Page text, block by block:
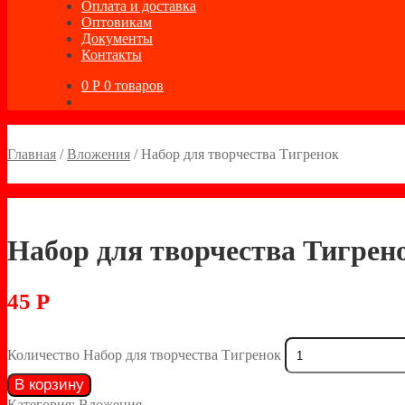
Оплата и доставка
Оптовикам
Документы
Контакты
0 Р 0 товаров
Главная /Вложения /Набор для творчества Тигренок
Набор для творчества
45 Р
Количество Набор для творчества Тигренок
В корзину